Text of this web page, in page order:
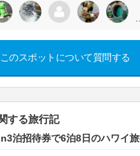
このスポットについて質問する
する旅行記
泊招待券で6泊8日のハワイ